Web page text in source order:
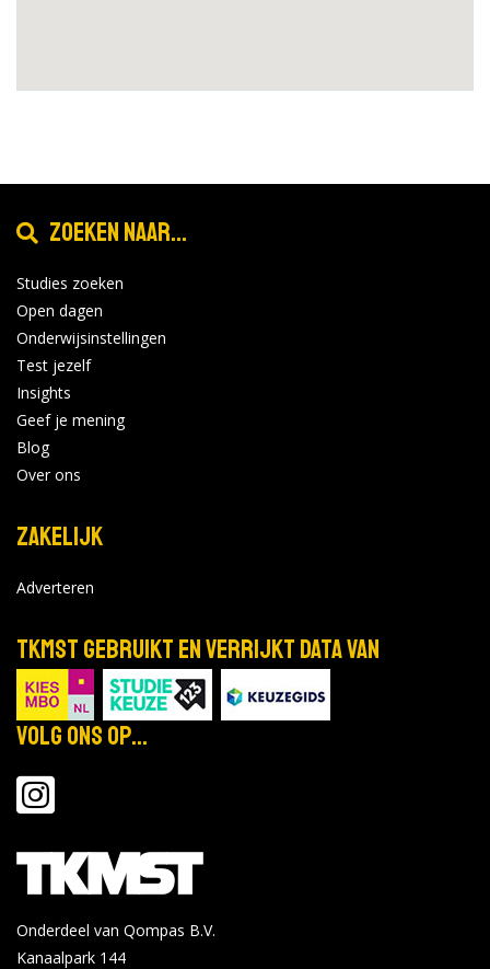
Zoeken naar...
Studies zoeken
Open dagen
Onderwijsinstellingen
Test jezelf
Insights
Geef je mening
Blog
Over ons
Zakelijk
Adverteren
TKMST gebruikt en verrijkt data van
Volg ons op...
Onderdeel van Qompas B.V.
Kanaalpark 144